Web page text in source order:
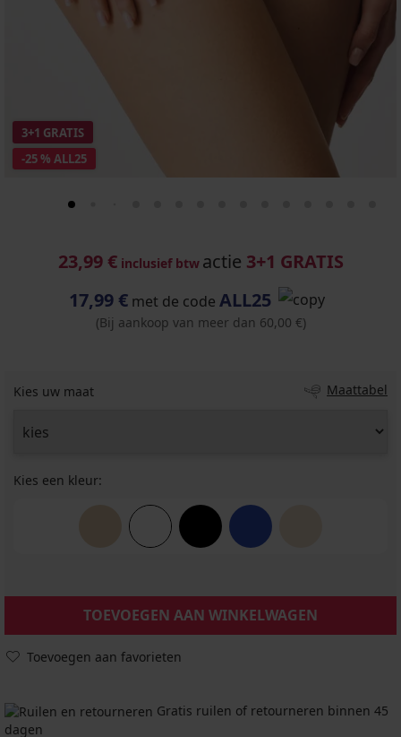
-25 % ALL25
3+1 GRATIS
23,99 € inclusief btw actie 3+1 GRATIS
17,99 € met de code ALL25
(Bij aankoop van meer dan 60,00 €)
Kies uw maat Maattabel
Kies een kleur:
TOEVOEGEN AAN WINKELWAGEN
Toevoegen aan favorieten
Gratis ruilen of retourneren binnen 45
dagen